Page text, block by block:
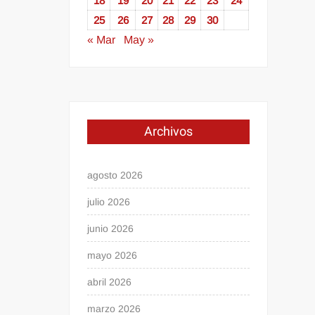
25
26 27 28 29
30
« Mar
May »
Archivos
agosto 2026
julio 2026
junio 2026
mayo 2026
abril 2026
marzo 2026